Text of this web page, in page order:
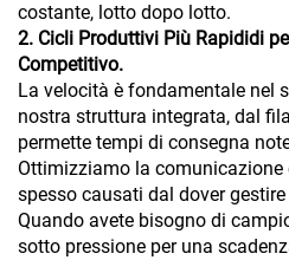
costante, lotto dopo lotto.
2. Cicli Produttivi Più Rapididi
Competitivo.
La velocità è fondamentale nel
nostra struttura integrata, dal
permette tempi di consegna
Ottimizziamo la
spesso causati dal dover
Quando avete bisogno di
sotto pressione per una